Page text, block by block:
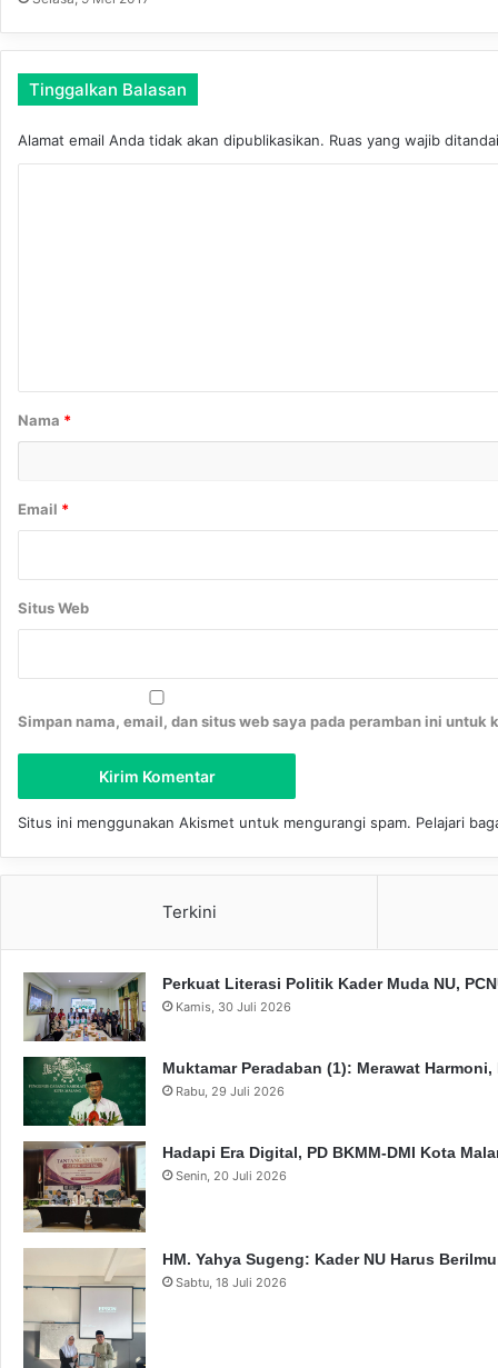
r
A
n
u
l
a
w
a
g
w
Tinggalkan Balasan
Alamat email Anda tidak akan dipublikasikan. Ruas yang wajib
r
*
Nama *
Email *
Situs Web
Simpan nama, email, dan situs web saya pada peramban ini untuk
Situs ini menggunakan Akismet untuk mengurangi spam. Pelajari
Terkini
Perkuat Literasi Politik Kader Muda NU,
Kamis, 30 Juli 2026
Muktamar Peradaban (1): Merawat
Rabu, 29 Juli 2026
Hadapi Era Digital, PD BKMM-DMI Kota
Senin, 20 Juli 2026
HM. Yahya Sugeng: Kader NU Harus
Sabtu, 18 Juli 2026